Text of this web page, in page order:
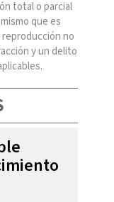
total o parcial
que es
no
y un delito